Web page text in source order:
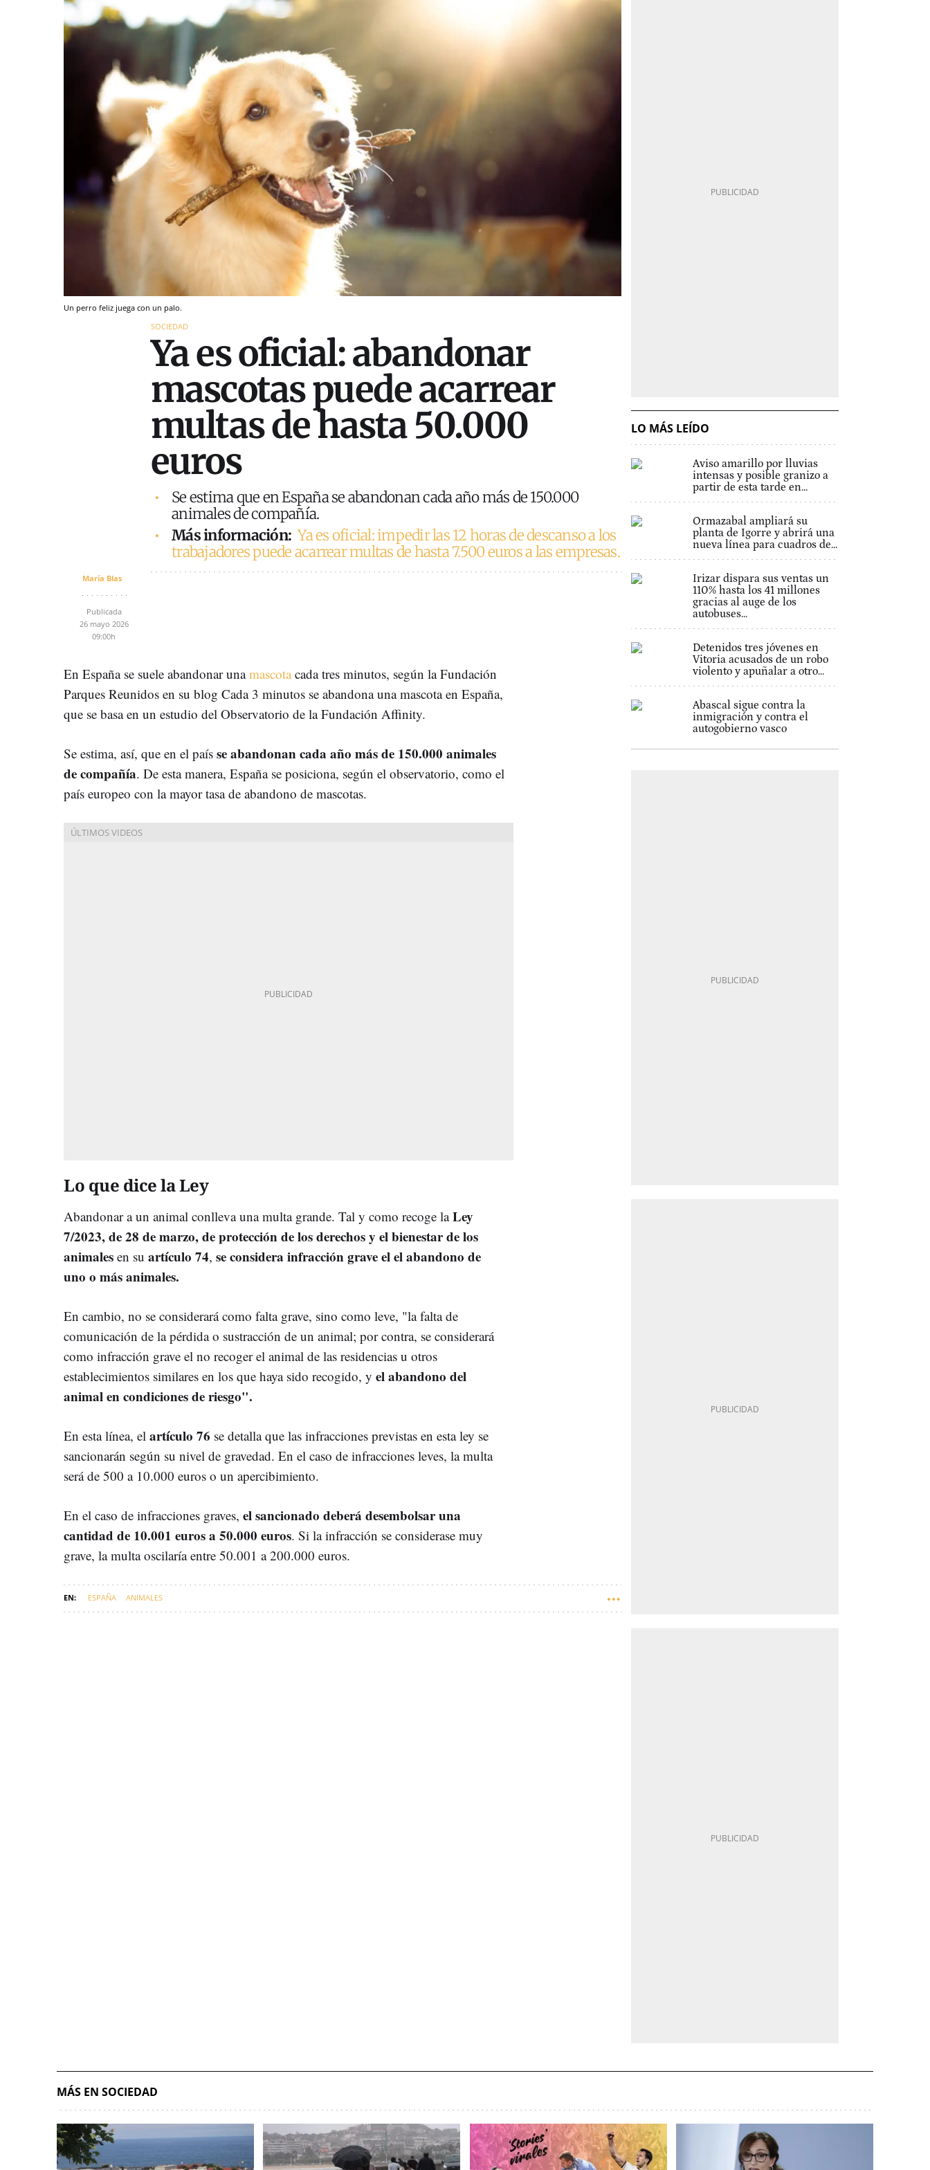
Un perro feliz juega con un palo.
SOCIEDAD
Ya es oficial: abandonar
mascotas puede acarrear
multas de hasta 50.000
euros
Se estima que en España se abandonan cada año más de 150.000
animales de compañía.
Más información: Ya es oficial: impedir las 12 horas de descanso a los
trabajadores puede acarrear multas de hasta 7.500 euros a las empresas.
María Blas
Publicada
26 mayo 2026
09:00h
En España se suele abandonar unamascotacada tres minutos, según la Fundación
Parques Reunidos en su blog Cada 3 minutos se abandona una mascota en España,
que se basa en un estudio del Observatorio de la Fundación Affinity.
Se estima, así, que en el país se abandonan cada año más de 150.000 animales
de compañía. De esta manera, España se posiciona, según el observatorio, como el
país europeo con la mayor tasa de abandono de mascotas.
Lo que dice la Ley
Abandonar a un animal conlleva una multa grande. Tal y como recoge laLey
7/2023, de 28 de marzo, de protección de los derechos y el bienestar de los
animales en su artículo 74, se considera infracción grave el el abandono de
uno o más animales.
En cambio, no se considerará como falta grave, sino como leve, "la falta de
comunicación de la pérdida o sustracción de un animal; por contra, se considerará
como infracción grave el no recoger el animal de las residencias u otros
establecimientos similares en los que haya sido recogido, y el abandono del
animal en condiciones de riesgo".
En esta línea, el artículo 76 se detalla que las infracciones previstas en esta ley se
sancionarán según su nivel de gravedad. En el caso de infracciones leves, la multa
será de 500 a 10.000 euros o un apercibimiento.
En el caso de infracciones graves, el sancionado deberá desembolsar una
cantidad de 10.001 euros a 50.000 euros. Si la infracción se considerase muy
grave, la multa oscilaría entre 50.001 a 200.000 euros.
ESPAÑA ANIMALES
LO MÁS LEÍDO
Aviso amarillo por lluvias
intensas y posible granizo a
partir de esta tarde en...
Ormazabal ampliará su
planta de Igorre y abrirá una
nueva línea para cuadros de...
Irizar dispara sus ventas un
110% hasta los 41 millones
gracias al auge de los
autobuses...
Detenidos tres jóvenes en
Vitoria acusados de un robo
violento y apuñalar a otro...
Abascal sigue contra la
inmigración y contra el
autogobierno vasco
MÁS EN SOCIEDAD